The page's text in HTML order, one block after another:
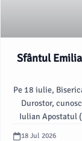
Sfântul
Pe 18 iulie,
Durostor,
Iulian Apostatul
care a refuzat să
18 Jul 2026